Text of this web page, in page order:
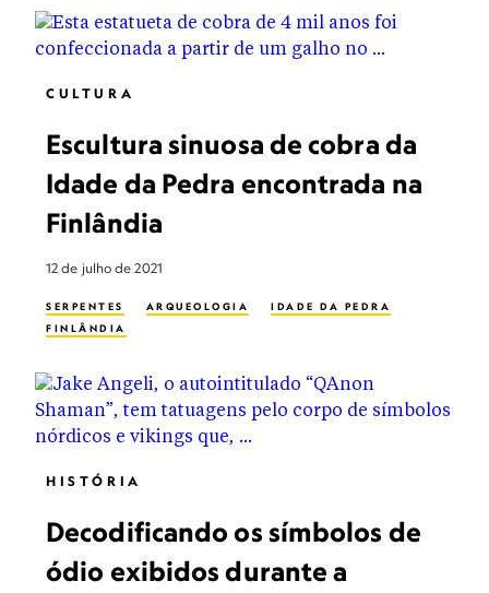
CULTURA
Escultura sinuosa de cobra da
Idade da Pedra encontrada na
Finlândia
12 de julho de 2021
SERPENTES ARQUEOLOGIA
IDADE DA PEDRA
FINLÂNDIA
HISTÓRIA
Decodificando os símbolos de
ódio exibidos durante a